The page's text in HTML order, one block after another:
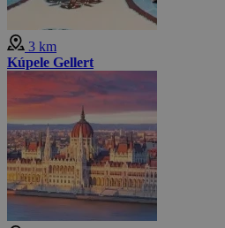
3 km
Kúpele Gellert